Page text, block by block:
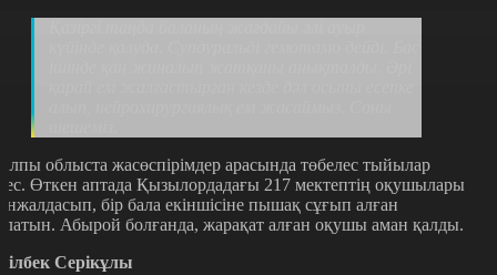
облыста жасөспірімдер арасында төбелес тыйылар
Өткен аптада Қызылордадағы 217 мектептің оқушылары
бір бала екіншісіне пышақ сұғып алған
Абырой болғанда, жарақат алған оқушы аман қалды.
Серікұлы